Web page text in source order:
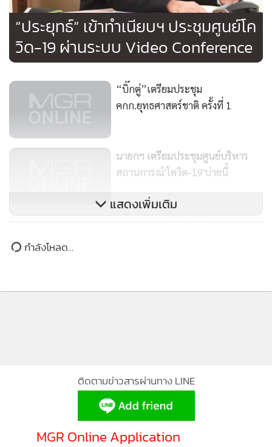
• กองทุนรวม
Celeb Online
Factcheck
• ญี่ปุ่น
• News1
“ประยุทธ์” เข้าทำเนียบฯ ประชุมศูนย์โค
วิด-19 ผ่านระบบ Video Conference
“บิ๊กตู่”เตรียมประชุม
คกก.ยุทธศาสตร์ชาติ ครั้งที่ 1
นายกฯ เตรียมประชุมศูนย์บริหาร
สถานการณ์'โควิด-19'บ่ายนี้
“บิ๊กตู่” เยี่ยมให้กำลังใจ ศบค.กำชับ
แสดงเพิ่มเติม
กำลังโหลด...
ติดตามข่าวสารผ่านทาง LINE
MGR Online Application